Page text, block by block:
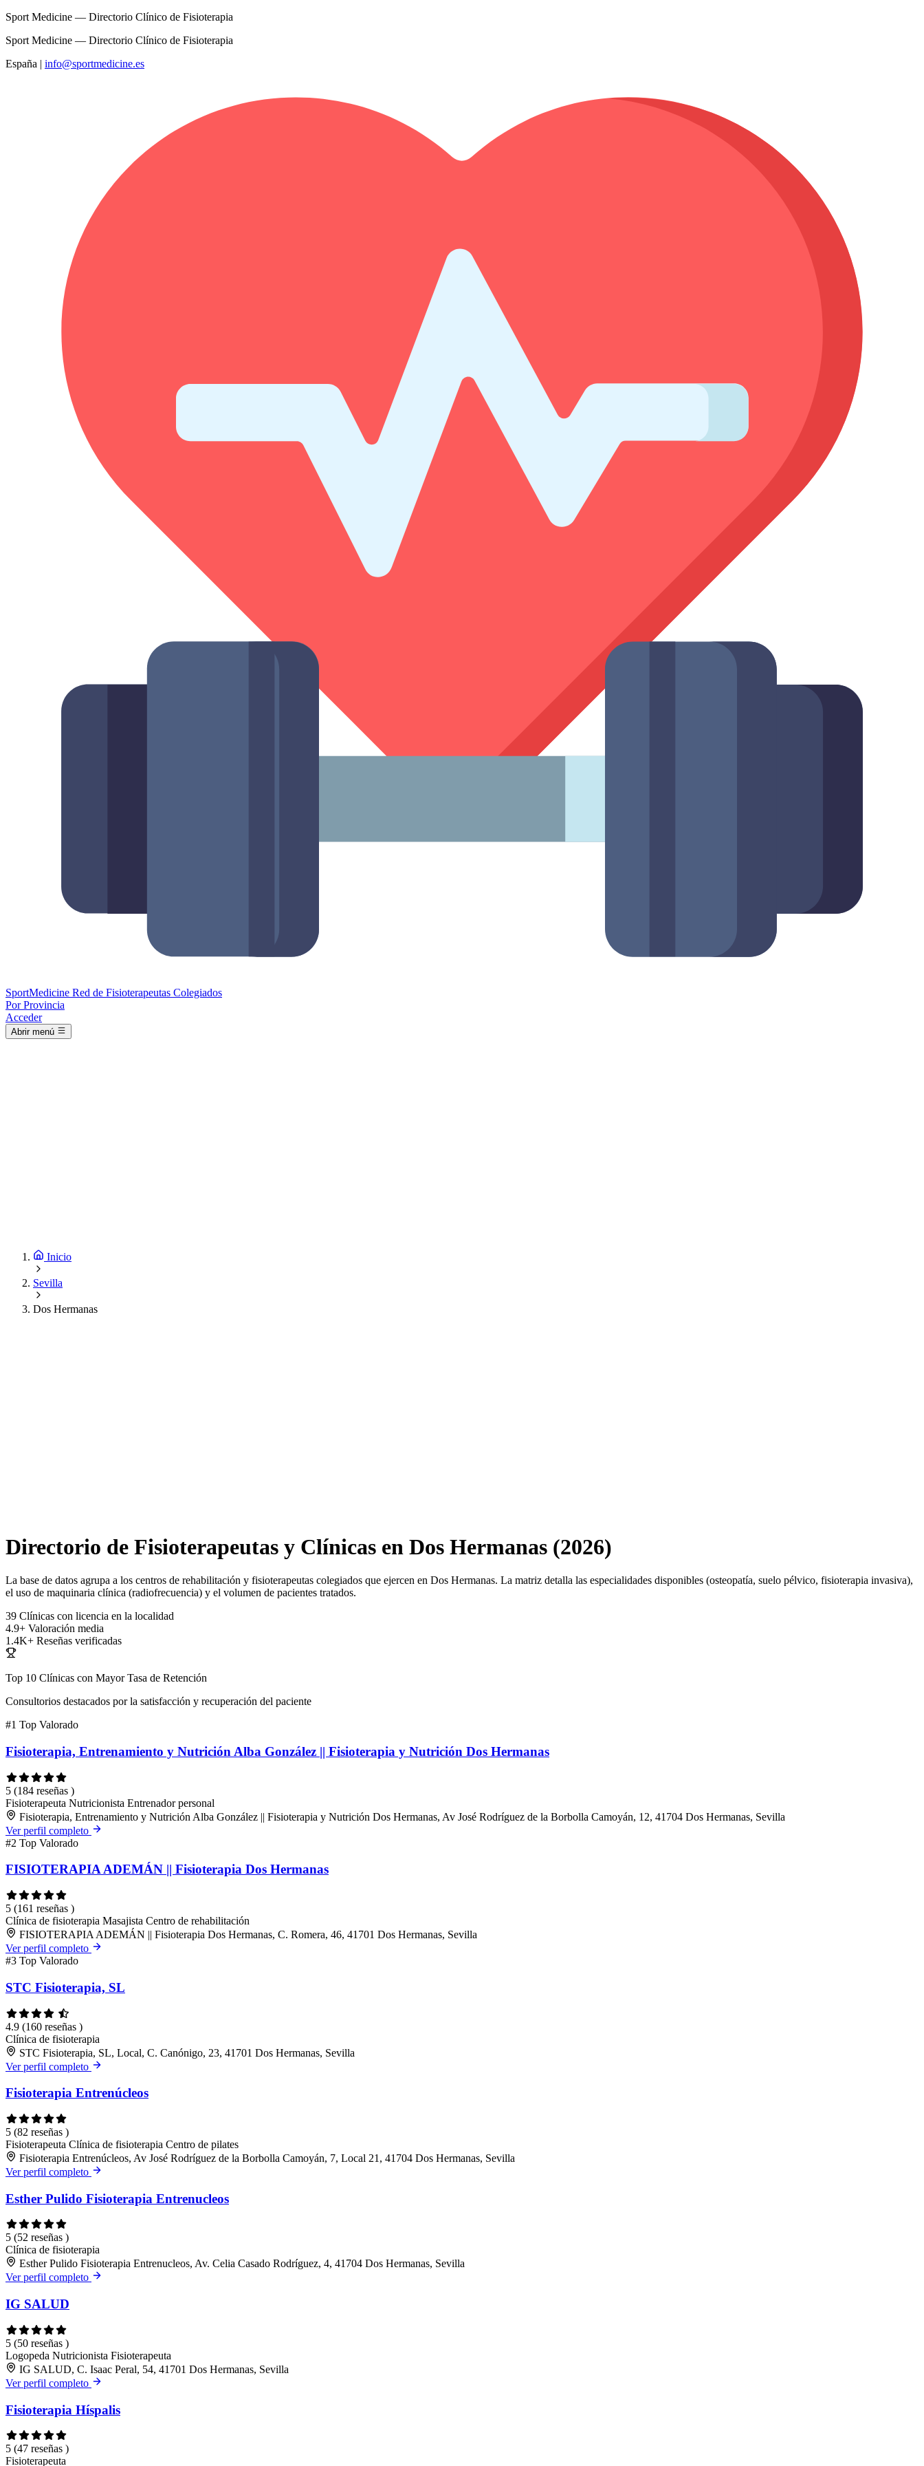
Sport Medicine — Directorio Clínico de Fisioterapia
Sport Medicine — Directorio Clínico de Fisioterapia
España | info@sportmedicine.es
SportMedicine Red de Fisioterapeutas Colegiados
Por Provincia
Acceder
Abrir menú
Inicio
Sevilla
Dos Hermanas
Directorio de Fisioterapeutas y Clínicas en Dos Hermanas (2026)
La base de datos agrupa a los centros de rehabilitación y fisioterapeutas colegiados que ejercen en Dos Hermanas. La matriz detalla las especialidades disponibles (osteopatía, suelo pélvico, fisioterapia invasiva),
el uso de maquinaria clínica (radiofrecuencia) y el volumen de pacientes tratados.
39 Clínicas con licencia en la localidad
4.9+ Valoración media
1.4K+ Reseñas verificadas
Top 10 Clínicas con Mayor Tasa de Retención
Consultorios destacados por la satisfacción y recuperación del paciente
#1 Top Valorado
Fisioterapia, Entrenamiento y Nutrición Alba González || Fisioterapia y Nutrición Dos Hermanas
5 (184 reseñas )
Fisioterapeuta Nutricionista Entrenador personal
Fisioterapia, Entrenamiento y Nutrición Alba González || Fisioterapia y Nutrición Dos Hermanas, Av José Rodríguez de la Borbolla Camoyán, 12, 41704 Dos Hermanas, Sevilla
Ver perfil completo
#2 Top Valorado
FISIOTERAPIA ADEMÁN || Fisioterapia Dos Hermanas
5 (161 reseñas )
Clínica de fisioterapia Masajista Centro de rehabilitación
FISIOTERAPIA ADEMÁN || Fisioterapia Dos Hermanas, C. Romera, 46, 41701 Dos Hermanas, Sevilla
Ver perfil completo
#3 Top Valorado
STC Fisioterapia, SL
4.9 (160 reseñas )
Clínica de fisioterapia
STC Fisioterapia, SL, Local, C. Canónigo, 23, 41701 Dos Hermanas, Sevilla
Ver perfil completo
Fisioterapia Entrenúcleos
5 (82 reseñas )
Fisioterapeuta Clínica de fisioterapia Centro de pilates
Fisioterapia Entrenúcleos, Av José Rodríguez de la Borbolla Camoyán, 7, Local 21, 41704 Dos Hermanas, Sevilla
Ver perfil completo
Esther Pulido Fisioterapia Entrenucleos
5 (52 reseñas )
Clínica de fisioterapia
Esther Pulido Fisioterapia Entrenucleos, Av. Celia Casado Rodríguez, 4, 41704 Dos Hermanas, Sevilla
Ver perfil completo
IG SALUD
5 (50 reseñas )
Logopeda Nutricionista Fisioterapeuta
IG SALUD, C. Isaac Peral, 54, 41701 Dos Hermanas, Sevilla
Ver perfil completo
Fisioterapia Híspalis
5 (47 reseñas )
Fisioterapeuta